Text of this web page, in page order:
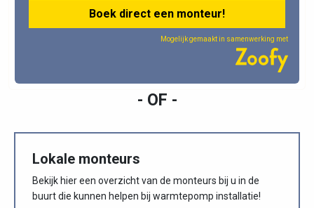
Boek direct een monteur!
Mogelijk gemaakt in samenwerking met
- OF -
Lokale monteurs
Bekijk hier een overzicht van de monteurs bij u in de
buurt die kunnen helpen bij warmtepomp installatie!